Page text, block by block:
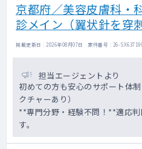
京都府／美容皮膚科・
診メイン（翼状針を穿
掲載更新日 : 2026年08月07日 案件番号 : 26-
担当エージェントより
初めての方も安心のサポート体
クチャーあり）
**専門分野・経験不問！**適応
す。